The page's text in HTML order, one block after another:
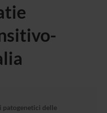
patogenetici delle